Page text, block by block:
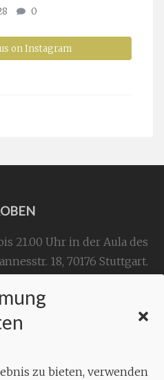
zu bieten, verwenden
0
on Instagram
21.00 Uhr in der Aula des
18, 70176 Stuttgart.
Str. 18